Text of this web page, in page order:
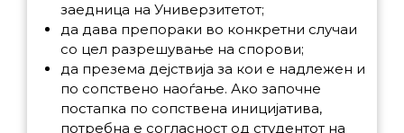
заедница на Универзитетот;
да дава препораки во конкретни случаи
со цел разрешување на спорови;
да презема дејствија за кои е надлежен и
по сопствено наоѓање. Ако започне
постапка по сопствена иницијатива,
потребна е согласност од студентот на